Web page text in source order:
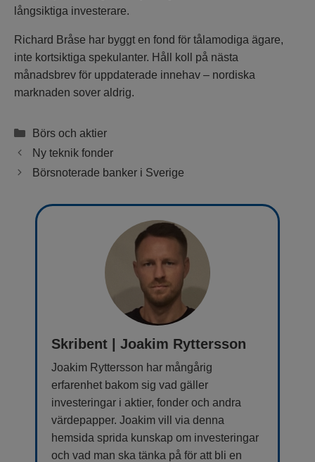
långsiktiga investerare.
Richard Bråse har byggt en fond för tålamodiga ägare,
inte kortsiktiga spekulanter. Håll koll på nästa
månadsbrev för uppdaterade innehav – nordiska
marknaden sover aldrig.
Kategorier
Börs och aktier
Ny teknik fonder
Börsnoterade banker i Sverige
Skribent | Joakim Ryttersson
Joakim Ryttersson har mångårig
erfarenhet bakom sig vad gäller
investeringar i aktier, fonder och andra
värdepapper. Joakim vill via denna
hemsida sprida kunskap om investeringar
och vad man ska tänka på för att bli en